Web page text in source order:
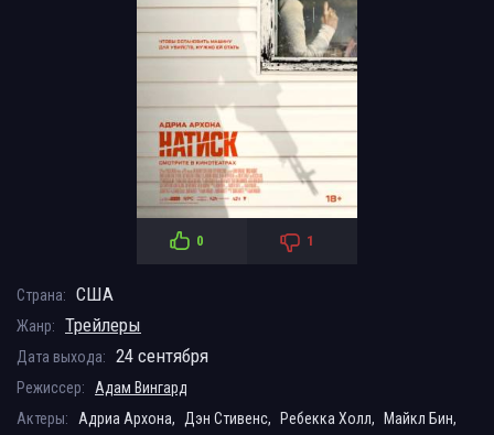
0 1
Страна: США
Жанр: Трейлеры
Дата выхода: 24 сентября
Режиссер:
Адам Вингард
Актеры:
Адриа Архона, Дэн Стивенс, Ребекка Холл,
Майкл Бин,